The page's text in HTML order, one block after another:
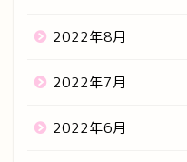
2022年8月
2022年7月
2022年6月